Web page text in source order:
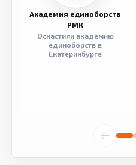
Академия единоборств
РМК
Оснастили академию
единоборств в
Екатеринбурге